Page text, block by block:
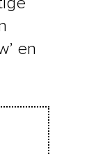
en